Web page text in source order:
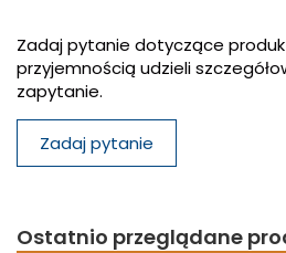
Zadaj pytanie dotyczące
przyjemnością udzieli
zapytanie.
Zadaj pytanie
Ostatnio przeglądane